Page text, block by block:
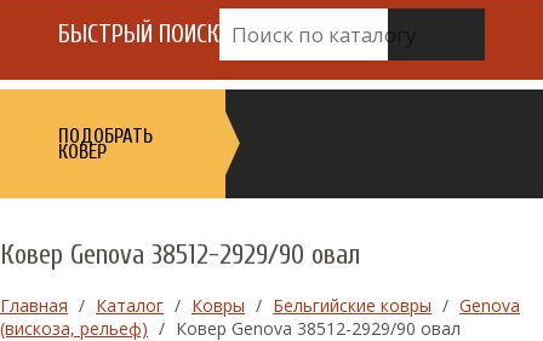
БЫСТРЫЙ ПОИСК
ПОДОБРАТЬ
КОВЕР
Ковер Genova 38512-2929/90 овал
Главная / Каталог / Ковры / Бельгийские ковры / Genova
(вискоза, рельеф) / Ковер Genova 38512-2929/90 овал